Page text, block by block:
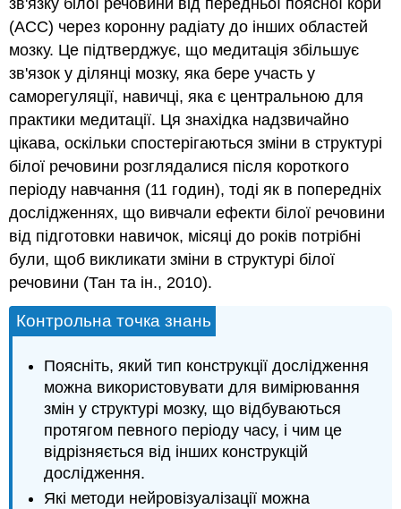
зв'язку білої речовини від передньої поясної кори
(АСС) через коронну радіату до інших областей
мозку. Це підтверджує, що медитація збільшує
зв'язок у ділянці мозку, яка бере участь у
саморегуляції, навичці, яка є центральною для
практики медитації. Ця знахідка надзвичайно
цікава, оскільки спостерігаються зміни в структурі
білої речовини розглядалися після короткого
періоду навчання (11 годин), тоді як в попередніх
дослідженнях, що вивчали ефекти білої речовини
від підготовки навичок, місяці до років потрібні
були, щоб викликати зміни в структурі білої
речовини (Тан та ін., 2010).
Контрольна точка знань
Поясніть, який тип конструкції дослідження
можна використовувати для вимірювання
змін у структурі мозку, що відбуваються
протягом певного періоду часу, і чим це
відрізняється від інших конструкцій
дослідження.
Які методи нейровізуалізації можна